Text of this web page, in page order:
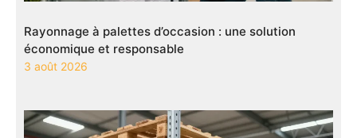
Rayonnage à palettes d’occasion : une solution
économique et responsable
3 août 2026